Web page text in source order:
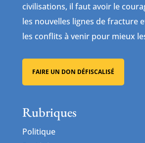
civilisations, il faut avoir le
les nouvelles lignes de fracture
les conflits à venir pour mieux
FAIRE UN DON DÉFISCALISÉ
Rubriques
Politique